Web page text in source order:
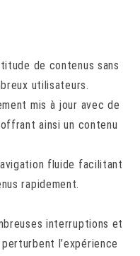
de contenus sans
utilisateurs.
mis à jour avec de
ainsi un contenu
fluide facilitant
rapidement.
interruptions et
l’expérience